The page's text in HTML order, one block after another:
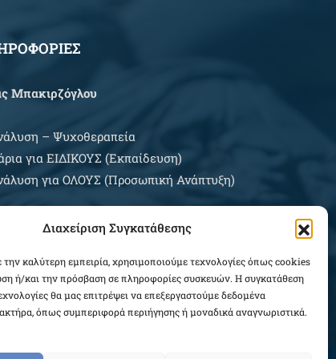
Διαχείριση Συγκατάθεσης
την καλύτερη εμπειρία, χρησιμοποιούμε τεχνολογίες όπως cookies
ή/και την πρόσβαση σε πληροφορίες συσκευών. Η συγκατάθεση
θα μας επιτρέψει να επεξεργαστούμε δεδομένα
όπως συμπεριφορά περιήγησης ή μοναδικά αναγνωριστικά.
Μπακιρζόγλου
– Ψυχοθεραπεία
για EIΔΙΚΟΥΣ (Εκπαίδευση)
για ΟΛΟΥΣ (Προσωπική Ανάπτυξη)
– Σάββατο κατόπιν συνεννοήσεως
ΑΓΟΡΩΝ